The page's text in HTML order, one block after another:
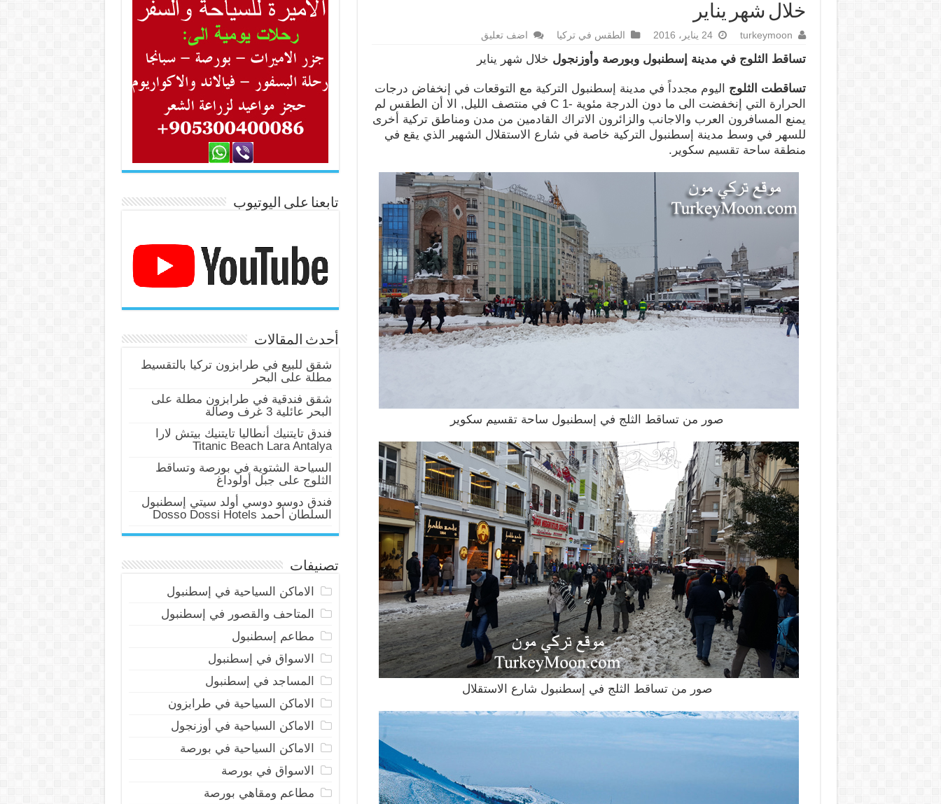
خلال شهر يناير
turkeymoon 24 يناير، 2016 الطقس في تركيا اضف تعليق
تساقط الثلوج في مدينة إسطنبول وبورصة وأوزنجول خلال شهر يناير
تساقطت الثلوج اليوم مجدداً في مدينة إسطنبول التركية مع التوقعات في إنخفاض درجات
الحرارة التي إنخفضت الى ما دون الدرجة مئوية -1 C في منتصف الليل, الا أن الطقس لم
يمنع المسافرون العرب والاجانب والزائرون الاتراك القادمين من مدن ومناطق تركية أخرى
للسهر في وسط مدينة إسطنبول التركية خاصة في شارع الاستقلال الشهير الذي يقع في
منطقة ساحة تقسيم سكوير.
صور من تساقط الثلج في إسطنبول ساحة تقسيم سكوير
صور من تساقط الثلج في إسطنبول شارع الاستقلال
تابعنا على اليوتيوب
أحدث المقالات
شقق للبيع في طرابزون تركيا بالتقسيط
مطلة على البحر
شقق فندقية في طرابزون مطلة على
البحر عائلية 3 غرف وصالة
فندق تايتنيك أنطاليا تايتنيك بيتش لارا
Titanic Beach Lara Antalya
السياحة الشتوية في بورصة وتساقط
الثلوج على جبل أولوداغ
فندق دوسو دوسي أولد سيتي إسطنبول
السلطان أحمد Dosso Dossi Hotels
تصنيفات
الاماكن السياحية في إسطنبول
المتاحف والقصور في إسطنبول
مطاعم إسطنبول
الاسواق في إسطنبول
المساجد في إسطنبول
الاماكن السياحية في طرابزون
الاماكن السياحية في أوزنجول
الاماكن السياحية في بورصة
الاسواق في بورصة
مطاعم ومقاهي بورصة